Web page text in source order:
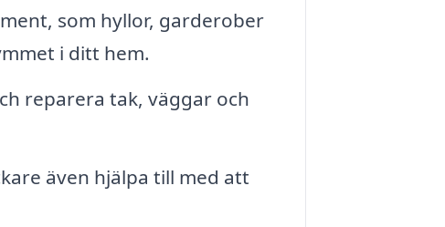
som hyllor, garderober
i ditt hem.
reparera tak, väggar och
även hjälpa till med att